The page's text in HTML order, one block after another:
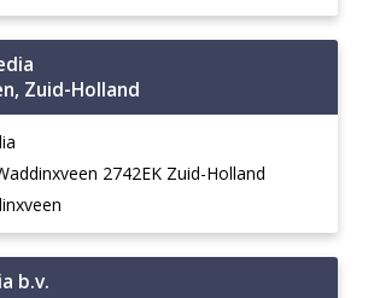
Zuid-Holland
2742EK Zuid-Holland
b.v.